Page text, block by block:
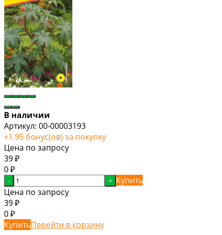
В наличии
Артикул: 00-00003193
+1.95 бонус(ов) за покупку
Цена по запросу
39 ₽
0 ₽
- + Купить
Цена по запросу
39 ₽
0 ₽
КупитьПерейти в корзину